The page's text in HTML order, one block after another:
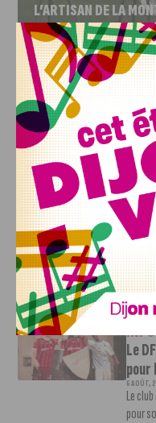
L’ARTISAN DE LA
7 AOÛT,
Le
Le
Une
Le
pour
6 AOÛT,
Le
pour